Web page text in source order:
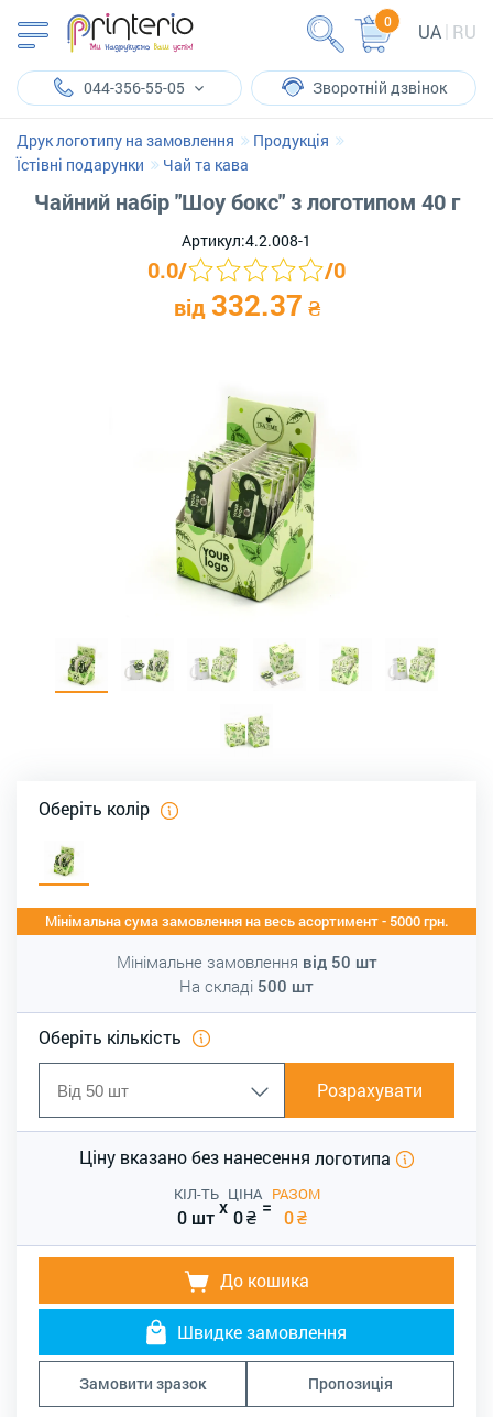
UA RU
0
044-356-55-05 Зворотній дзвінок
Друк логотипу на замовлення
Продукція
Їстівні подарунки
Чай та кава
Чайний набір "Шоу бокс" з логотипом 40 г
Артикул:4.2.008-1
0.0/ /0
від 332.37 ₴
Оберіть колір
Мінімальна сума замовлення на весь асортимент - 5000 грн.
Мінімальне замовлення від 50 шт
На складі 500 шт
Оберіть кількість
Розрахувати
Ціну вказано без нанесення логотипа
КІЛ-ТЬ
0 штx
ЦІНА
0₴ =
РАЗОМ
0₴
До кошика
Швидке замовлення
Замовити зразок Пропозиція